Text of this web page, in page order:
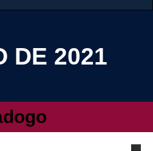
Congreso
TD
DE 2021